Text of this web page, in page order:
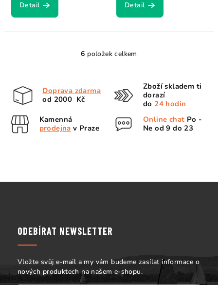
Detail Detail
O
k
p
i
u
6 položek celkem
Doprava zdarma
od 2000 Kč
Zboží skladem ti
dorazí
do 24 hodin
Kamenná
prodejna v Praze
Online chat Po -
Ne od 9 do 23
ODEBÍRAT NEWSLETTER
Vložte svůj e-mail a my vám budeme zasílat informace o
nových produktech na našem e-shopu.